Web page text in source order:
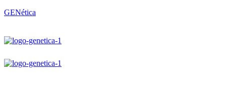
GENética